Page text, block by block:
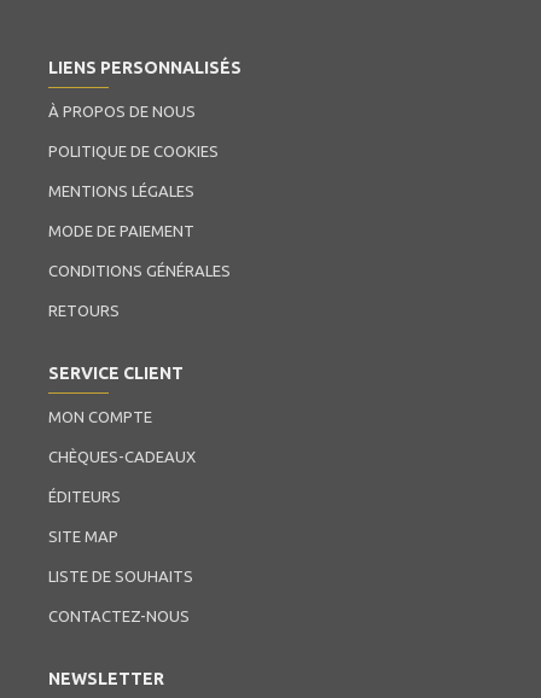
LIENS PERSONNALISÉS
À PROPOS DE NOUS
POLITIQUE DE COOKIES
MENTIONS LÉGALES
MODE DE PAIEMENT
CONDITIONS GÉNÉRALES
RETOURS
SERVICE CLIENT
MON COMPTE
CHÈQUES-CADEAUX
ÉDITEURS
SITE MAP
LISTE DE SOUHAITS
CONTACTEZ-NOUS
NEWSLETTER